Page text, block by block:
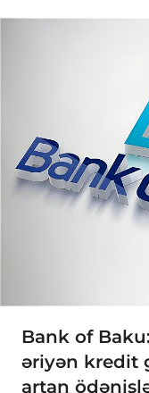
Bank of
əriyən kredit
artan